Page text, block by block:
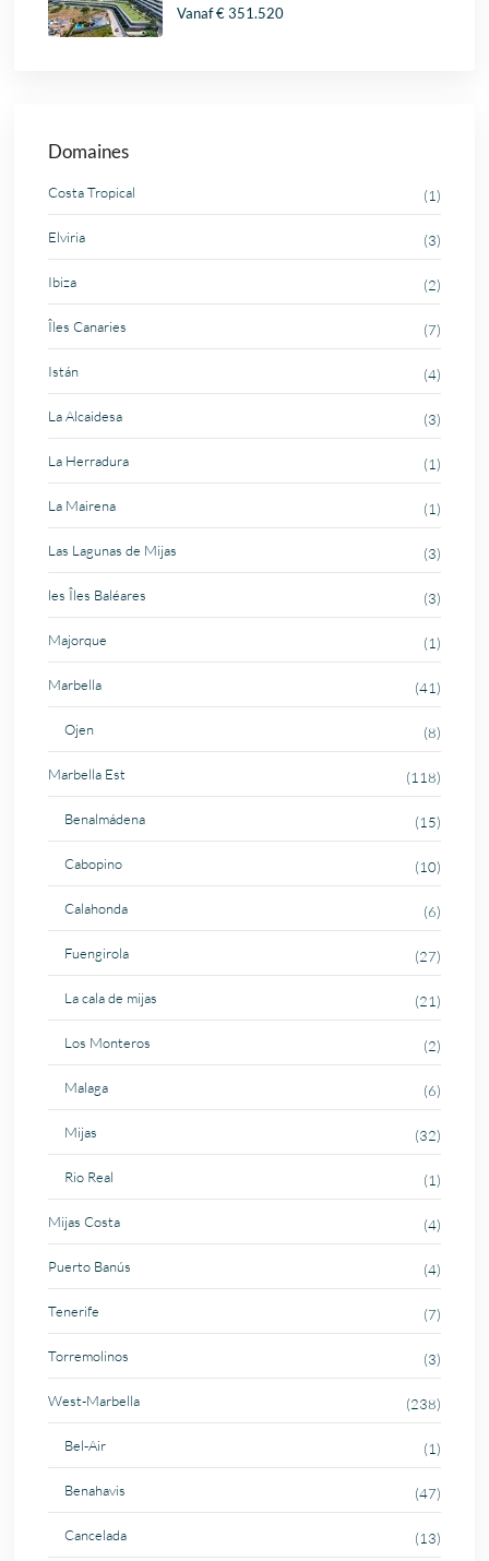
Vanaf€ 351.520
Domaines
Costa Tropical (1)
Elviria (3)
Ibiza (2)
Îles Canaries (7)
Istán (4)
La Alcaidesa (3)
La Herradura (1)
La Mairena (1)
Las Lagunas de Mijas (3)
les Îles Baléares (3)
Majorque (1)
Marbella (41)
Ojen (8)
Marbella Est (118)
Benalmádena (15)
Cabopino (10)
Calahonda (6)
Fuengirola (27)
La cala de mijas (21)
Los Monteros (2)
Malaga (6)
Mijas (32)
Rio Real (1)
Mijas Costa (4)
Puerto Banús (4)
Tenerife (7)
Torremolinos (3)
West-Marbella (238)
Bel-Air (1)
Benahavis (47)
Cancelada (13)